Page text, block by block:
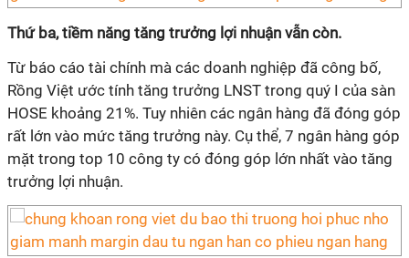
Thứ ba, tiềm năng tăng trưởng lợi nhuận vẫn còn.
Từ báo cáo tài chính mà các doanh nghiệp đã công bố,
Rồng Việt ước tính tăng trưởng LNST trong quý I của sàn
HOSE khoảng 21%. Tuy nhiên các ngân hàng đã đóng góp
rất lớn vào mức tăng trưởng này. Cụ thể, 7 ngân hàng góp
mặt trong top 10 công ty có đóng góp lớn nhất vào tăng
trưởng lợi nhuận.